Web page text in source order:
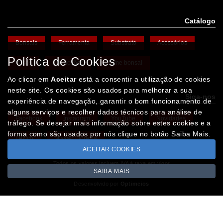
Catálogo
Bonsais Ferramenta Substrato Acessórios
Vasos Promoções Arame bonsai
Siga-nos
Facebook Instagram YouTube Novidades
Léxico Missão Floresta
Todos os valores incluem IVA à taxa em vigor
Copyright © IBERBONSAI.pt 2026
Política de Cookies
Ao clicar emAceitarestá a consentir a utilização de cookies
neste site. Os cookies são usados para melhorar a sua
experiência de navegação, garantir o bom funcionamento de
alguns serviços e recolher dados técnicos para análise de
tráfego. Se desejar mais informação sobre estes cookies e a
forma como são usados por nós clique no botão Saiba Mais.
ACEITAR COOKIES
SAIBA MAIS